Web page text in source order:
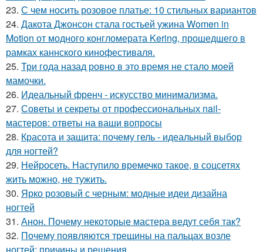
23. С чем носить розовое платье: 10 стильных вариантов
24. Дакота Джонсон стала гостьей ужина Women in
Motion от модного конгломерата Kering, прошедшего в
рамках каннского кинофестиваля.
25. Три года назад ровно в это время не стало моей
мамочки.
26. Идеальный френч - искусство минимализма.
27. Советы и секреты от профессиональных nail-
мастеров: ответы на ваши вопросы
28. Красота и защита: почему гель - идеальный выбор
для ногтей?
29. Нейросеть. Наступило времечко такое, в соцсетях
жить можно, не тужить.
30. Ярко розовый с черным: модные идеи дизайна
ногтей
31. Анон. Почему некоторые мастера ведут себя так?
32. Почему появляются трещины на пальцах возле